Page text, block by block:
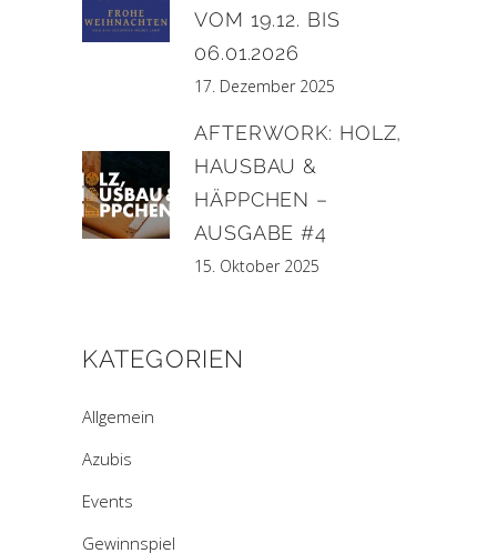
VOM 19.12. BIS
06.01.2026
17. Dezember 2025
AFTERWORK: HOLZ,
HAUSBAU &
HÄPPCHEN –
AUSGABE #4
15. Oktober 2025
KATEGORIEN
Allgemein
Azubis
Events
Gewinnspiel